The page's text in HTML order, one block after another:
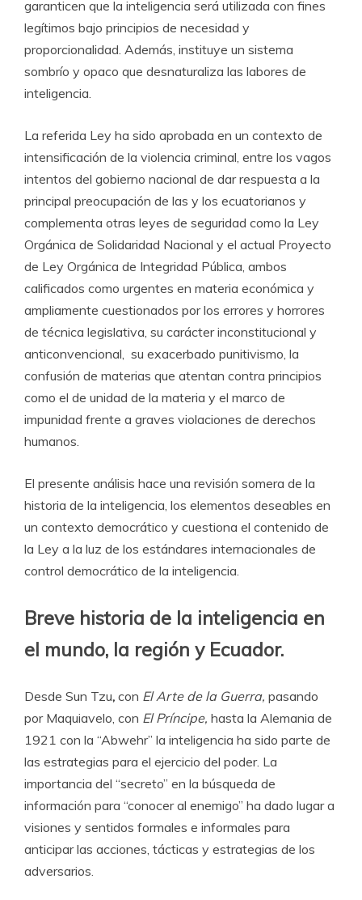
garanticen que la inteligencia será utilizada con fines
legítimos bajo principios de necesidad y
proporcionalidad. Además, instituye un sistema
sombrío y opaco que desnaturaliza las labores de
inteligencia.
La referida Ley ha sido aprobada en un contexto de
intensificación de la violencia criminal, entre los vagos
intentos del gobierno nacional de dar respuesta a la
principal preocupación de las y los ecuatorianos y
complementa otras leyes de seguridad como la Ley
Orgánica de Solidaridad Nacional y el actual Proyecto
de Ley Orgánica de Integridad Pública, ambos
calificados como urgentes en materia económica y
ampliamente cuestionados por los errores y horrores
de técnica legislativa, su carácter inconstitucional y
anticonvencional, su exacerbado punitivismo, la
confusión de materias que atentan contra principios
como el de unidad de la materia y el marco de
impunidad frente a graves violaciones de derechos
humanos.
El presente análisis hace una revisión somera de la
historia de la inteligencia, los elementos deseables en
un contexto democrático y cuestiona el contenido de
la Ley a la luz de los estándares internacionales de
control democrático de la inteligencia.
Breve historia de la inteligencia en
el mundo, la región y Ecuador.
Desde Sun Tzu, con El Arte de la Guerra, pasando
por Maquiavelo, con El Príncipe, hasta la Alemania de
1921 con la “Abwehr” la inteligencia ha sido parte de
las estrategias para el ejercicio del poder. La
importancia del “secreto” en la búsqueda de
información para “conocer al enemigo” ha dado lugar a
visiones y sentidos formales e informales para
anticipar las acciones, tácticas y estrategias de los
adversarios.